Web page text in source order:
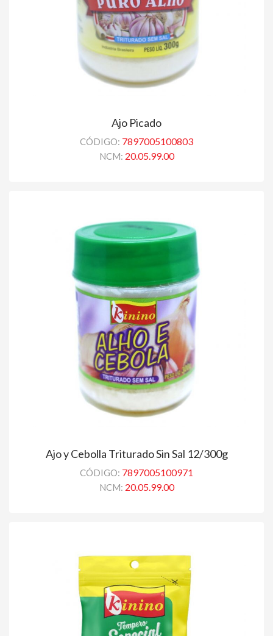
Ajo Picado
CÓDIGO: 7897005100803
NCM: 20.05.99.00
Ajo y Cebolla Triturado Sin Sal 12/300g
CÓDIGO: 7897005100971
NCM: 20.05.99.00